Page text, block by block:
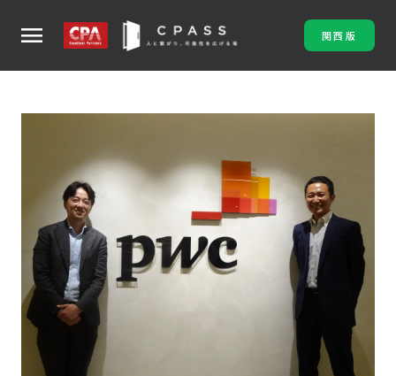
menu 関西版